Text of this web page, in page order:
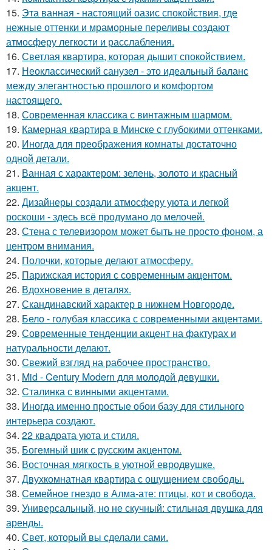
15. Эта ванная - настоящий оазис спокойствия, где
нежные оттенки и мраморные переливы создают
атмосферу легкости и расслабления.
16. Светлая квартира, которая дышит спокойствием.
17. Неоклассический санузел - это идеальный баланс
между элегантностью прошлого и комфортом
настоящего.
18. Современная классика с винтажным шармом.
19. Камерная квартира в Минске с глубокими оттенками.
20. Иногда для преображения комнаты достаточно
одной детали.
21. Ванная с характером: зелень, золото и красный
акцент.
22. Дизайнеры создали атмосферу уюта и легкой
роскоши - здесь всё продумано до мелочей.
23. Стена с телевизором может быть не просто фоном, а
центром внимания.
24. Полочки, которые делают атмосферу.
25. Парижская история с современным акцентом.
26. Вдохновение в деталях.
27. Скандинавский характер в нижнем Новгороде.
28. Бело - голубая классика с современными акцентами.
29. Современные тенденции акцент на фактурах и
натуральности делают.
30. Свежий взгляд на рабочее пространство.
31. Mid - Century Modern для молодой девушки.
32. Сталинка с винными акцентами.
33. Иногда именно простые обои базу для стильного
интерьера создают.
34. 22 квадрата уюта и стиля.
35. Богемный шик с русским акцентом.
36. Восточная мягкость в уютной евродвушке.
37. Двухкомнатная квартира с ощущением свободы.
38. Семейное гнездо в Алма-ате: птицы, кот и свобода.
39. Универсальный, но не скучный: стильная двушка для
аренды.
40. Свет, который вы сделали сами.